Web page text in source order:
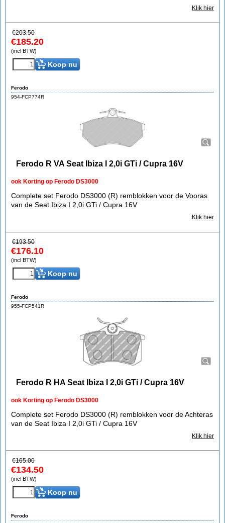
Klik hier
€203.50
€185.20
(incl BTW)
Koop nu
Ferodo
954-FCP774R
Ferodo R VA Seat Ibiza I 2,0i GTi / Cupra 16V
ook Korting op Ferodo DS3000
Complete set Ferodo DS3000 (R) remblokken voor de Vooras
van de Seat Ibiza I 2,0i GTi / Cupra 16V
Klik hier
€193.50
€176.10
(incl BTW)
Koop nu
Ferodo
955-FCP541R
Ferodo R HA Seat Ibiza I 2,0i GTi / Cupra 16V
ook Korting op Ferodo DS3000
Complete set Ferodo DS3000 (R) remblokken voor de Achteras
van de Seat Ibiza I 2,0i GTi / Cupra 16V
Klik hier
€165.00
€134.50
(incl BTW)
Koop nu
Ferodo